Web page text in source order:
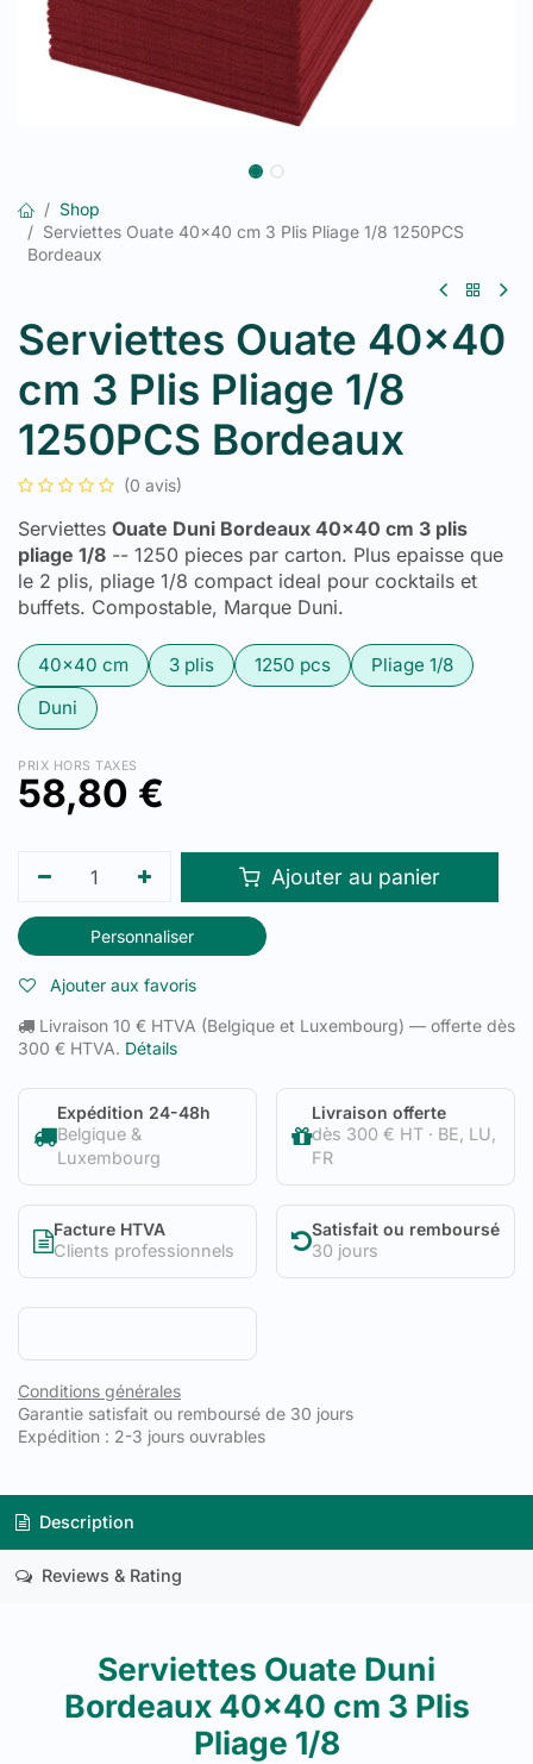
Shop
Serviettes Ouate 40x40 cm 3 Plis Pliage 1/8 1250PCS
Bordeaux
Serviettes Ouate 40x40
cm 3 Plis Pliage 1/8
1250PCS Bordeaux
(0 avis)
Serviettes Ouate Duni Bordeaux 40x40 cm 3 plis
pliage 1/8 -- 1250 pieces par carton. Plus epaisse que
le 2 plis, pliage 1/8 compact ideal pour cocktails et
buffets. Compostable, Marque Duni.
40x40 cm 3 plis 1250 pcs
Pliage 1/8
Duni
PRIX HORS TAXES
58,80 €
Ajouter au panier
Personnaliser
Ajouter aux favoris
Livraison 10 € HTVA (Belgique et Luxembourg) — offerte dès
300 € HTVA. Détails
Expédition 24-48h
Belgique &
Luxembourg
Livraison offerte
dès 300 € HT · BE, LU,
FR
Facture HTVA
Clients professionnels
Satisfait ou remboursé
30 jours
Conditions générales
Garantie satisfait ou remboursé de 30 jours
Expédition : 2-3 jours ouvrables
Description
Reviews & Rating
Serviettes Ouate Duni
Bordeaux 40x40 cm 3 Plis
Pliage 1/8